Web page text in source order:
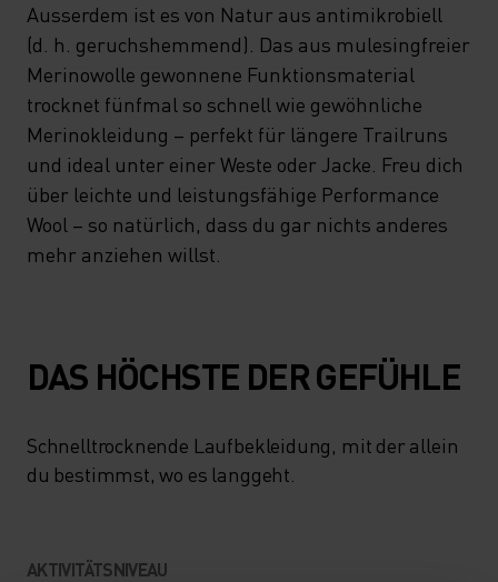
Ausserdem ist es von Natur aus antimikrobiell
(d. h. geruchshemmend). Das aus mulesingfreier
Merinowolle gewonnene Funktionsmaterial
trocknet fünfmal so schnell wie gewöhnliche
Merinokleidung – perfekt für längere Trailruns
und ideal unter einer Weste oder Jacke. Freu dich
über leichte und leistungsfähige Performance
Wool – so natürlich, dass du gar nichts anderes
mehr anziehen willst.
DAS HÖCHSTE DER GEFÜHLE
Schnelltrocknende Laufbekleidung, mit der allein
du bestimmst, wo es langgeht.
AKTIVITÄTSNIVEAU